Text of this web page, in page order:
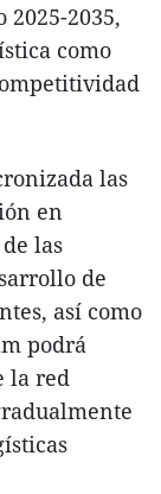
2035,
como
las
en
las
de
así como
podrá
la red